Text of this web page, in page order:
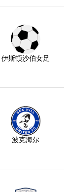
伊斯顿沙伯女足
波克海尔